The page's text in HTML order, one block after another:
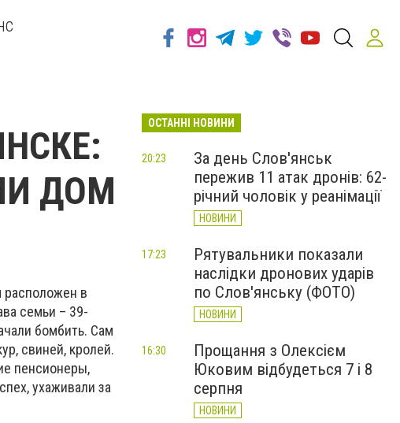
ДОМ
расположен в
семьи – 39-
бомбить. Сам
свиней, кролей.
пенсионеры,
ухаживали за
ОСТАННІ НОВИНИ
За день Слов'янськ
пережив 11 атак дронів: 62-
річний чоловік у реанімації
НОВИНИ
20:23
Рятувальники показали
наслідки дронових ударів
по Слов'янську (ФОТО)
НОВИНИ
17:23
Прощання з Олексієм
Юковим відбудеться 7 і 8
серпня
НОВИНИ
16:30